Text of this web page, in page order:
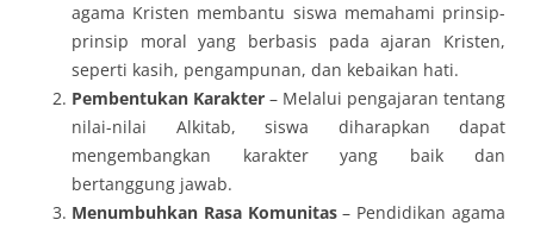
agama Kristen membantu siswa memahami prinsip-
prinsip moral yang berbasis pada ajaran Kristen,
seperti kasih, pengampunan, dan kebaikan hati.
Pembentukan Karakter – Melalui pengajaran tentang
nilai-nilai Alkitab, siswa diharapkan dapat
mengembangkan karakter yang baik dan
bertanggung jawab.
Menumbuhkan Rasa Komunitas– Pendidikan agama